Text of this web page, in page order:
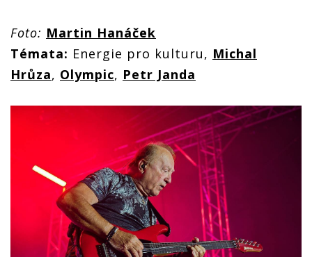
Foto: Martin Hanáček
Témata: Energie pro kulturu, Michal
Hrůza, Olympic, Petr Janda